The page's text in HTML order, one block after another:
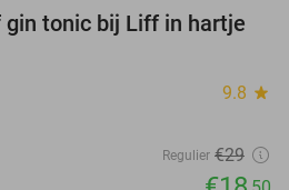
36%
gin tonic bij Liff in hartje
9.8 star
Regulier €29